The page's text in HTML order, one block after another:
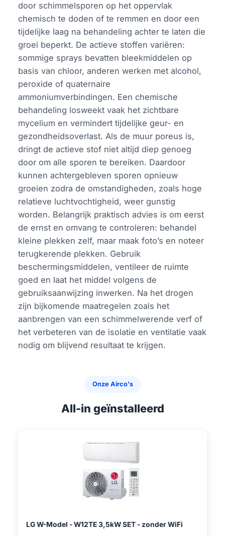
door schimmelsporen op het oppervlak
chemisch te doden of te remmen en door een
tijdelijke laag na behandeling achter te laten die
groei beperkt. De actieve stoffen variëren:
sommige sprays bevatten bleekmiddelen op
basis van chloor, anderen werken met alcohol,
peroxide of quaternaire
ammoniumverbindingen. Een chemische
behandeling losweekt vaak het zichtbare
mycelium en vermindert tijdelijke geur- en
gezondheidsoverlast. Als de muur poreus is,
dringt de actieve stof niet altijd diep genoeg
door om alle sporen te bereiken. Daardoor
kunnen achtergebleven sporen opnieuw
groeien zodra de omstandigheden, zoals hoge
relatieve luchtvochtigheid, weer gunstig
worden. Belangrijk praktisch advies is om eerst
de ernst en omvang te controleren: behandel
kleine plekken zelf, maar maak foto’s en noteer
terugkerende plekken. Gebruik
beschermingsmiddelen, ventileer de ruimte
goed en laat het middel volgens de
gebruiksaanwijzing inwerken. Na het drogen
zijn bijkomende maatregelen zoals het
aanbrengen van een schimmelwerende verf of
het verbeteren van de isolatie en ventilatie vaak
nodig om blijvend resultaat te krijgen.
Onze Airco's
All-in geïnstalleerd
LG W-Model - W12TE 3,5kW SET - zonder WiFi